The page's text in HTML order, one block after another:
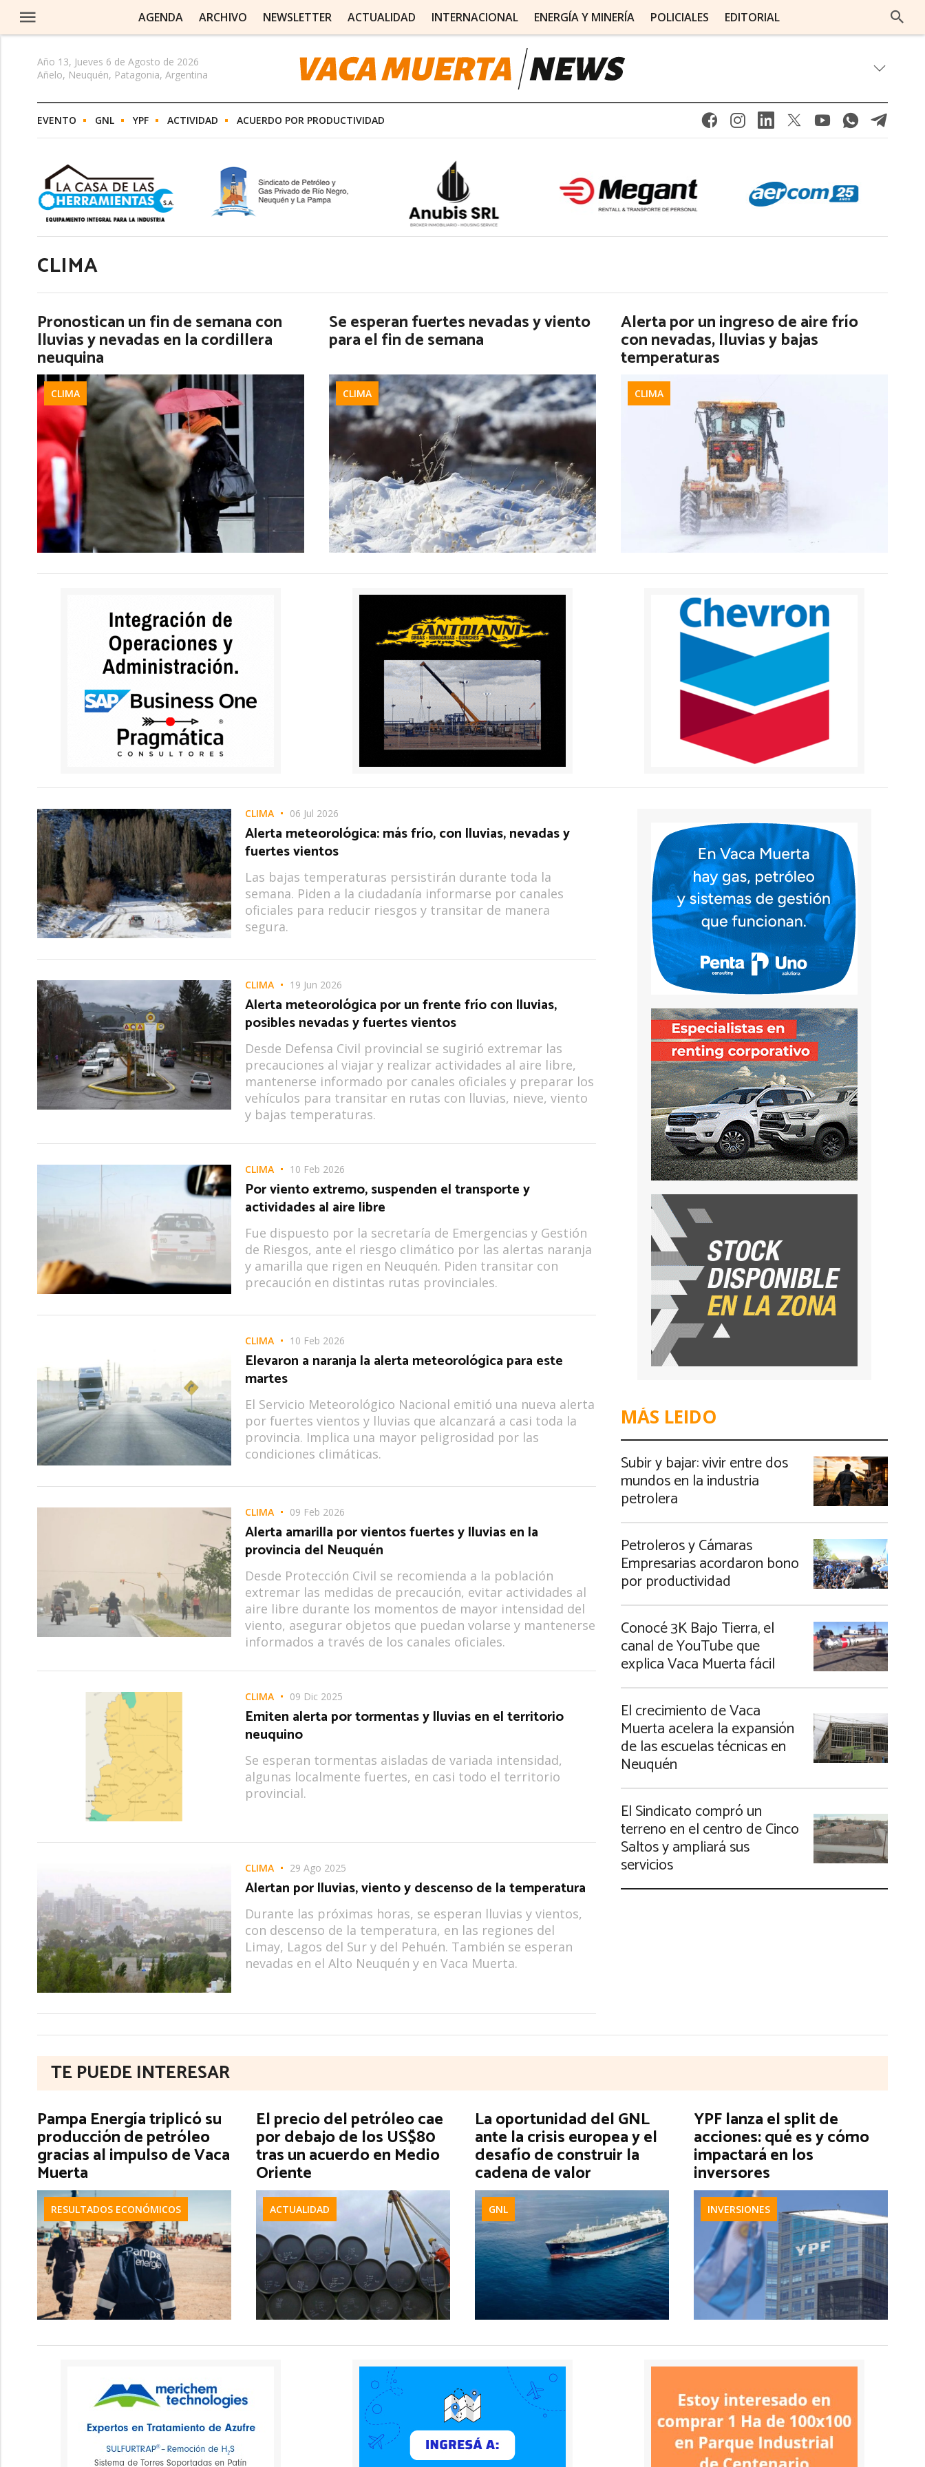
AGENDA ARCHIVO NEWSLETTER ACTUALIDAD INTERNACIONAL ENERGÍA Y MINERÍA POLICIALES EDITORIAL
Año 13, Jueves 6 de Agosto de 2026
Añelo, Neuquén, Patagonia, Argentina
EVENTO GNL YPF ACTIVIDAD ACUERDO POR PRODUCTIVIDAD
CLIMA
Pronostican un fin de semana con
lluvias y nevadas en la cordillera
neuquina
CLIMA
Se esperan fuertes nevadas y viento
para el fin de semana
CLIMA
Alerta por un ingreso de aire frío
con nevadas, lluvias y bajas
temperaturas
CLIMA
CLIMA 06 Jul 2026
Alerta meteorológica: más frío, con lluvias, nevadas y
fuertes vientos
Las bajas temperaturas persistirán durante toda la
semana. Piden a la ciudadanía informarse por canales
oficiales para reducir riesgos y transitar de manera
segura.
CLIMA 19 Jun 2026
Alerta meteorológica por un frente frío con lluvias,
posibles nevadas y fuertes vientos
Desde Defensa Civil provincial se sugirió extremar las
precauciones al viajar y realizar actividades al aire libre,
mantenerse informado por canales oficiales y preparar los
vehículos para transitar en rutas con lluvias, nieve, viento
y bajas temperaturas.
CLIMA 10 Feb 2026
Por viento extremo, suspenden el transporte y
actividades al aire libre
Fue dispuesto por la secretaría de Emergencias y Gestión
de Riesgos, ante el riesgo climático por las alertas naranja
y amarilla que rigen en Neuquén. Piden transitar con
precaución en distintas rutas provinciales.
CLIMA 10 Feb 2026
Elevaron a naranja la alerta meteorológica para este
martes
El Servicio Meteorológico Nacional emitió una nueva alerta
por fuertes vientos y lluvias que alcanzará a casi toda la
provincia. Implica una mayor peligrosidad por las
condiciones climáticas.
CLIMA 09 Feb 2026
Alerta amarilla por vientos fuertes y lluvias en la
provincia del Neuquén
Desde Protección Civil se recomienda a la población
extremar las medidas de precaución, evitar actividades al
aire libre durante los momentos de mayor intensidad del
viento, asegurar objetos que puedan volarse y mantenerse
informados a través de los canales oficiales.
CLIMA 09 Dic 2025
Emiten alerta por tormentas y lluvias en el territorio
neuquino
Se esperan tormentas aisladas de variada intensidad,
algunas localmente fuertes, en casi todo el territorio
provincial.
CLIMA 29 Ago 2025
Alertan por lluvias, viento y descenso de la temperatura
Durante las próximas horas, se esperan lluvias y vientos,
con descenso de la temperatura, en las regiones del
Limay, Lagos del Sur y del Pehuén. También se esperan
nevadas en el Alto Neuquén y en Vaca Muerta.
MÁS LEIDO
Subir y bajar: vivir entre dos
mundos en la industria
petrolera
Petroleros y Cámaras
Empresarias acordaron bono
por productividad
Conocé 3K Bajo Tierra, el
canal de YouTube que
explica Vaca Muerta fácil
El crecimiento de Vaca
Muerta acelera la expansión
de las escuelas técnicas en
Neuquén
El Sindicato compró un
terreno en el centro de Cinco
Saltos y ampliará sus
servicios
TE PUEDE INTERESAR
Pampa Energía triplicó su
producción de petróleo
gracias al impulso de Vaca
Muerta
RESULTADOS ECONÓMICOS
El precio del petróleo cae
por debajo de los US$80
tras un acuerdo en Medio
Oriente
ACTUALIDAD
La oportunidad del GNL
ante la crisis europea y el
desafío de construir la
cadena de valor
GNL
YPF lanza el split de
acciones: qué es y cómo
impactará en los
inversores
INVERSIONES